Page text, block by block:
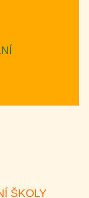
ŠKOLY